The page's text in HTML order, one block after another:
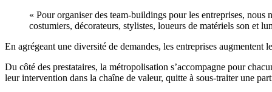
« Pour organiser des team-buildings pour les entreprises, nous
costumiers, décorateurs, stylistes, loueurs de matériels son et
En agrégeant une diversité de demandes, les entreprises
Du côté des prestataires, la métropolisation s’accompagne pour
leur intervention dans la chaîne de valeur, quitte à sous-traiter une